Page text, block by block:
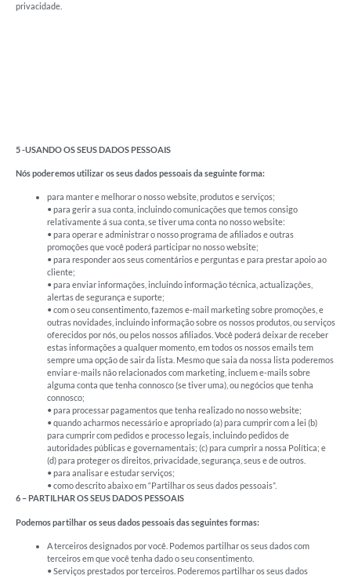
privacidade.
5 -USANDO OS SEUS DADOS PESSOAIS
Nós poderemos utilizar os seus dados pessoais da seguinte forma:
para manter e melhorar o nosso website, produtos e serviços;
• para gerir a sua conta, incluindo comunicações que temos consigo
relativamente á sua conta, se tiver uma conta no nosso website:
• para operar e administrar o nosso programa de afiliados e outras
promoções que você poderá participar no nosso website;
• para responder aos seus comentários e perguntas e para prestar apoio ao
cliente;
• para enviar informações, incluindo informação técnica, actualizações,
alertas de segurança e suporte;
• com o seu consentimento, fazemos e-mail marketing sobre promoções, e
outras novidades, incluindo informação sobre os nossos produtos, ou serviços
oferecidos por nós, ou pelos nossos afiliados. Você poderá deixar de receber
estas informações a qualquer momento, em todos os nossos emails tem
sempre uma opção de sair da lista. Mesmo que saia da nossa lista poderemos
enviar e-mails não relacionados com marketing, incluem e-mails sobre
alguma conta que tenha connosco (se tiver uma), ou negócios que tenha
connosco;
• para processar pagamentos que tenha realizado no nosso website;
• quando acharmos necessário e apropriado (a) para cumprir com a lei (b)
para cumprir com pedidos e processo legais, incluindo pedidos de
autoridades públicas e governamentais; (c) para cumprir a nossa Política; e
(d) para proteger os direitos, privacidade, segurança, seus e de outros.
• para analisar e estudar serviços;
• como descrito abaixo em “Partilhar os seus dados pessoais”.
6 – PARTILHAR OS SEUS DADOS PESSOAIS
Podemos partilhar os seus dados pessoais das seguintes formas:
A terceiros designados por você. Podemos partilhar os seus dados com
terceiros em que você tenha dado o seu consentimento.
• Serviços prestados por terceiros. Poderemos partilhar os seus dados